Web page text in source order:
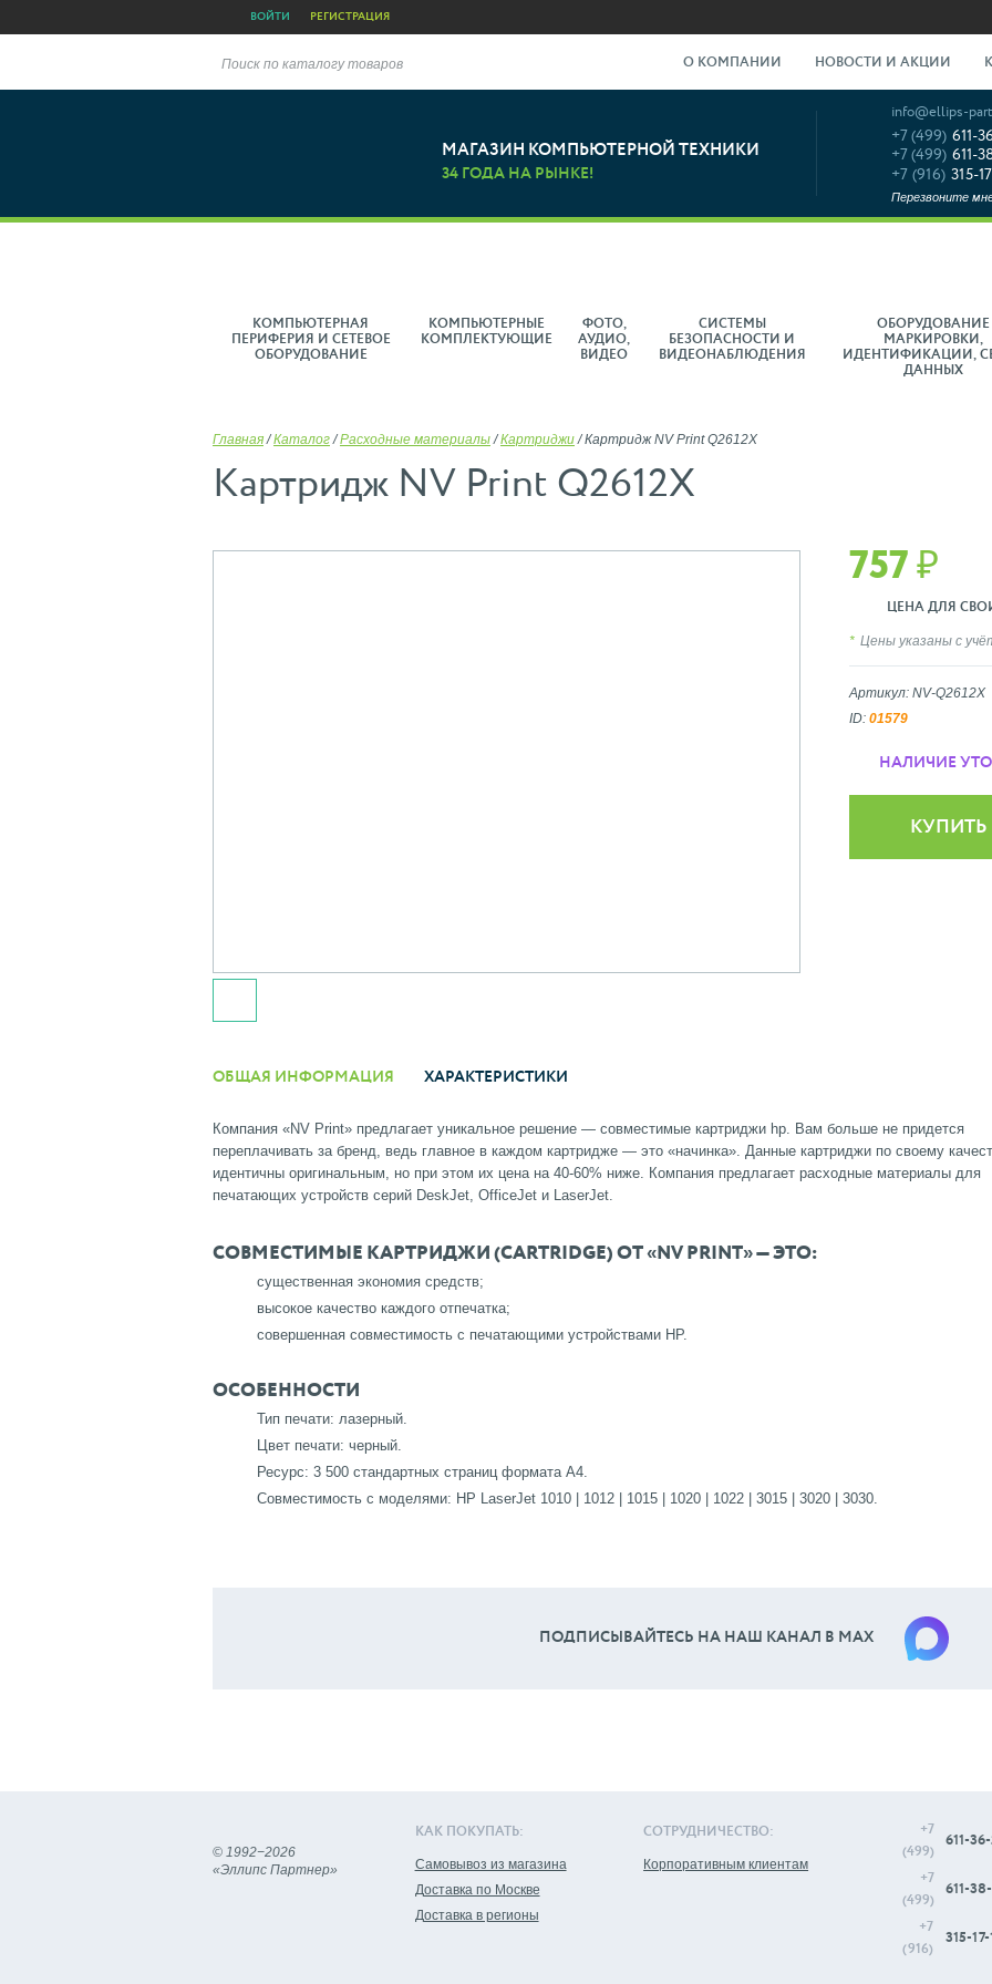
ВОЙТИ РЕГИСТРАЦИЯ
Поиск по каталогу товаров О КОМПАНИИ НОВОСТИ И АКЦИИ
МАГАЗИН КОМПЬЮТЕРНОЙ ТЕХНИКИ
34 ГОДА НА РЫНКЕ!
info@ellips-
+7 (499) 611-
+7 (499) 611-
+7 (916) 315-
Перезвоните
КОМПЬЮТЕРНАЯ
ПЕРИФЕРИЯ И СЕТЕВОЕ
ОБОРУДОВАНИЕ
КОМПЬЮТЕРНЫЕ
КОМПЛЕКТУЮЩИЕ
ФОТО,
АУДИО,
ВИДЕО
СИСТЕМЫ
БЕЗОПАСНОСТИ И
ВИДЕОНАБЛЮДЕНИЯ
ОБОРУДОВАНИЕ
МАРКИРОВКИ,
ИДЕНТИФИКАЦИИ,
ДАННЫХ
Главная /Каталог /Расходные материалы /Картриджи /Картридж NV Print Q2612X
Картридж NV Print Q2612X
757 ₽
ЦЕНА ДЛЯ
Цены указаны с
Артикул: NV-Q2612X
ID: 01579
НАЛИЧИЕ
КУПИТЬ
ОБЩАЯ ИНФОРМАЦИЯ ХАРАКТЕРИСТИКИ
Компания «NV Print» предлагает уникальное решение — совместимые картриджи hp. Вам больше не придется
переплачивать за бренд, ведь главное в каждом картридже — это «начинка». Данные картриджи по своему
идентичны оригинальным, но при этом их цена на 40-60% ниже. Компания предлагает расходные материалы для
печатающих устройств серий DeskJet, OfficeJet и LaserJet.
СОВМЕСТИМЫЕ КАРТРИДЖИ (CARTRIDGE) ОТ «NV PRINT» — ЭТО:
существенная экономия средств;
высокое качество каждого отпечатка;
совершенная совместимость с печатающими устройствами НР.
ОСОБЕННОСТИ
Тип печати: лазерный.
Цвет печати: черный.
Ресурс: 3 500 стандартных страниц формата А4.
Совместимость с моделями: HP LaserJet 1010 | 1012 | 1015 | 1020 | 1022 | 3015 | 3020 | 3030.
ПОДПИСЫВАЙТЕСЬ НА НАШ КАНАЛ В МАХ
© 1992−2026
«Эллипс Партнер»
КАК ПОКУПАТЬ:
Самовывоз из магазина
Доставка по Москве
Доставка в регионы
СОТРУДНИЧЕСТВО:
Корпоративным клиентам
+7
(499)
611-36-
+7
(499)
611-
+7
(916)
315-17-